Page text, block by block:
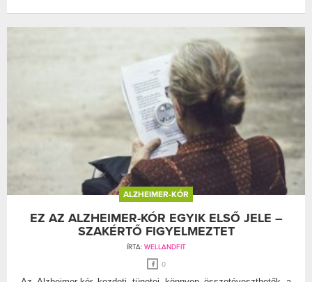
ALZHEIMER-KÓR
EZ AZ ALZHEIMER-KÓR EGYIK ELSŐ JELE –
SZAKÉRTŐ FIGYELMEZTET
ÍRTA: WELLANDFIT
0